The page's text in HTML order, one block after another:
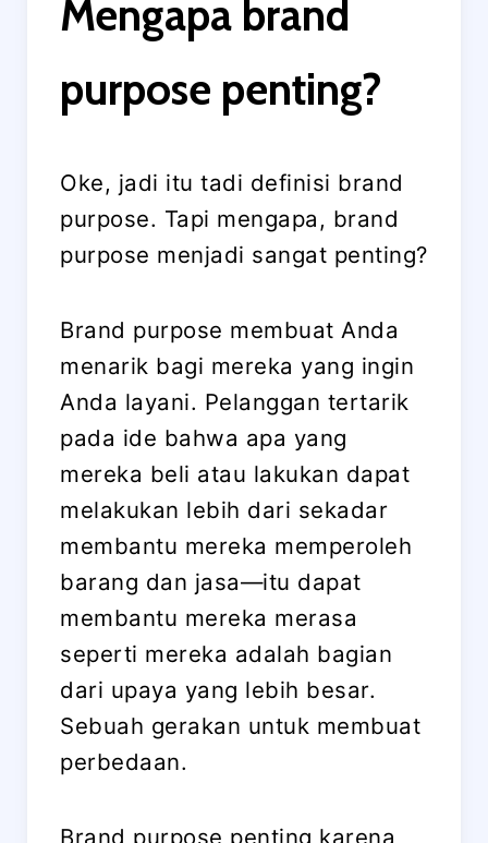
Mengapa brand
purpose penting?
Oke, jadi itu tadi definisi brand
purpose. Tapi mengapa, brand
purpose menjadi sangat penting?
Brand purpose membuat Anda
menarik bagi mereka yang ingin
Anda layani. Pelanggan tertarik
pada ide bahwa apa yang
mereka beli atau lakukan dapat
melakukan lebih dari sekadar
membantu mereka memperoleh
barang dan jasa—itu dapat
membantu mereka merasa
seperti mereka adalah bagian
dari upaya yang lebih besar.
Sebuah gerakan untuk membuat
perbedaan.
Brand purpose penting karena